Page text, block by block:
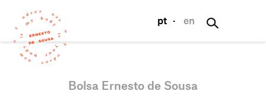
pt · en
Bolsa Ernesto de Sousa